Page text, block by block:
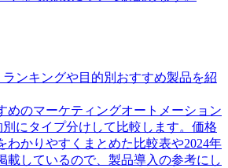
ンキングや目的別おすすめ製品を紹
めのマーケティングオートメーション
別にタイプ分けして比較します。価格
わかりやすくまとめた比較表や2024年
載しているので、製品導入の参考にし